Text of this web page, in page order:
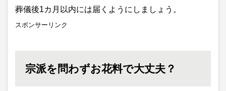
葬儀後1カ月以内には届くようにしましょう。
スポンサーリンク
宗派を問わずお花料で大丈夫？